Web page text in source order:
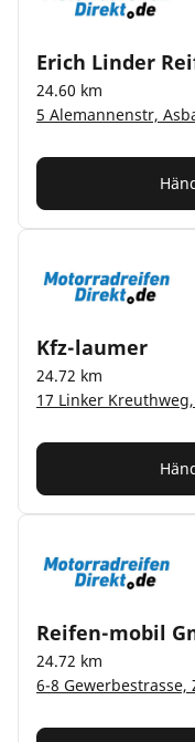
Erich Linder
24.60 km
5 Alemannenstr,
Kfz-laumer
24.72 km
17 Linker
Reifen-mobil
24.72 km
6-8 Gewerbestrasse,